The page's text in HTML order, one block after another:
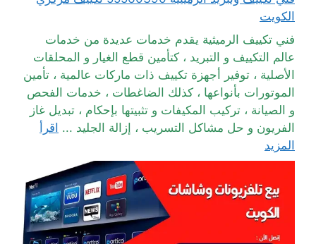
الكويت
فني تكييف الرميثية يقدم خدمات عديدة من خدمات
عالم التكييف و التبريد ، كتأمين قطع الغيار و المحلقات
الأصلية ، توفير أجهزة تكييف ذات ماركات عالمية ، تأمين
الموتورات بأنواعها ، كذلك الضاغطات ، خدمات الفحص
و الصيانة ، تركيب المكيفات و تثبيتها بإحكام ، تبديل غاز
الفريون و حل مشاكل التسريب ، إزالة الجليد ... اقرأ
المزيد